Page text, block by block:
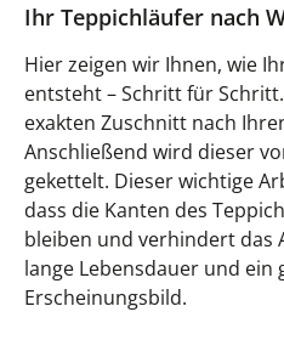
Ihr Teppichläufer nach
Hier zeigen wir Ihnen, wie
entsteht – Schritt für
exakten Zuschnitt nach
Anschließend wird dieser
gekettelt. Dieser wichtige
dass die Kanten des
bleiben und verhindert das
lange Lebensdauer und ein
Erscheinungsbild.